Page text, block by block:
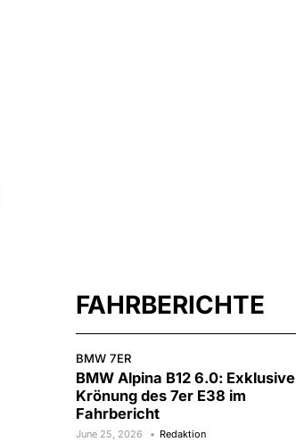
FAHRBERICHTE
BMW 7ER
BMW Alpina B12 6.0: Exklusive
Krönung des 7er E38 im
Fahrbericht
June 25, 2026 Redaktion